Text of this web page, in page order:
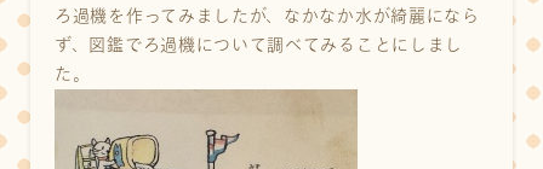
ろ過機を作ってみましたが、なかなか水が綺麗になら
ず、図鑑でろ過機について調べてみることにしまし
た。